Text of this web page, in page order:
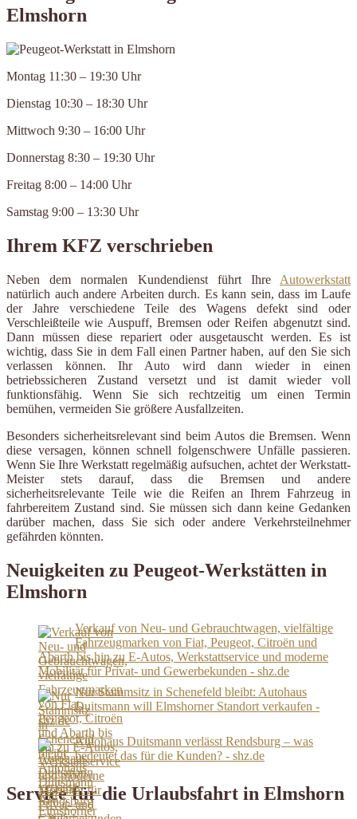
Elmshorn
Montag 11:30 – 19:30 Uhr
Dienstag 10:30 – 18:30 Uhr
Mittwoch 9:30 – 16:00 Uhr
Donnerstag 8:30 – 19:30 Uhr
Freitag 8:00 – 14:00 Uhr
Samstag 9:00 – 13:30 Uhr
Ihrem KFZ verschrieben
Neben dem normalen Kundendienst führt Ihre Autowerkstatt
natürlich auch andere Arbeiten durch. Es kann sein, dass im Laufe
der Jahre verschiedene Teile des Wagens defekt sind oder
Verschleißteile wie Auspuff, Bremsen oder Reifen abgenutzt sind.
Dann müssen diese repariert oder ausgetauscht werden. Es ist
wichtig, dass Sie in dem Fall einen Partner haben, auf den Sie sich
verlassen können. Ihr Auto wird dann wieder in einen
betriebssicheren Zustand versetzt und ist damit wieder voll
funktionsfähig. Wenn Sie sich rechtzeitig um einen Termin
bemühen, vermeiden Sie größere Ausfallzeiten.
Besonders sicherheitsrelevant sind beim Autos die Bremsen. Wenn
diese versagen, können schnell folgenschwere Unfälle passieren.
Wenn Sie Ihre Werkstatt regelmäßig aufsuchen, achtet der Werkstatt-
Meister stets darauf, dass die Bremsen und andere
sicherheitsrelevante Teile wie die Reifen an Ihrem Fahrzeug in
fahrbereitem Zustand sind. Sie müssen sich dann keine Gedanken
darüber machen, dass Sie sich oder andere Verkehrsteilnehmer
gefährden könnten.
Neuigkeiten zu Peugeot-Werkstätten in
Elmshorn
Verkauf von Neu- und Gebrauchtwagen, vielfältige
Fahrzeugmarken von Fiat, Peugeot, Citroën und
Abarth bis hin zu E-Autos, Werkstattservice und moderne
Mobilität für Privat- und Gewerbekunden - shz.de
Nur Stammsitz in Schenefeld bleibt: Autohaus
Duitsmann will Elmshorner Standort verkaufen -
shz.de
Autohaus Duitsmann verlässt Rendsburg – was
bedeutet das für die Kunden? - shz.de
Service für die Urlaubsfahrt in Elmshorn